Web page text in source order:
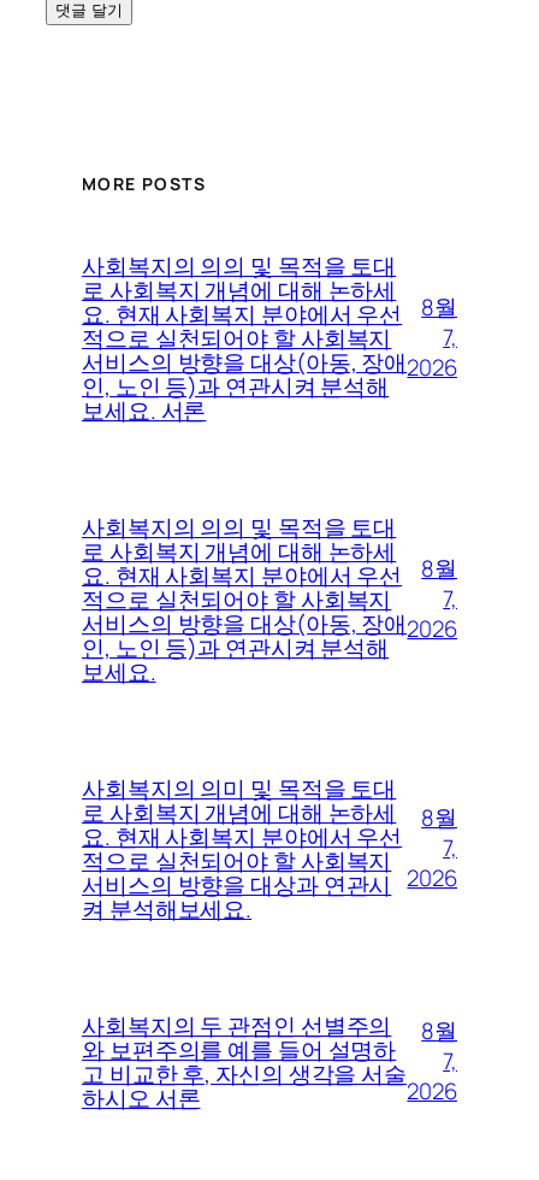
MORE POSTS
사회복지의 의의 및 목적을 토대
로 사회복지 개념에 대해 논하세
요. 현재 사회복지 분야에서 우선
적으로 실천되어야 할 사회복지
서비스의 방향을 대상(아동, 장애
인, 노인 등)과 연관시켜 분석해
보세요. 서론
8월
7,
2026
사회복지의 의의 및 목적을 토대
로 사회복지 개념에 대해 논하세
요. 현재 사회복지 분야에서 우선
적으로 실천되어야 할 사회복지
서비스의 방향을 대상(아동, 장애
인, 노인 등)과 연관시켜 분석해
보세요.
8월
7,
2026
사회복지의 의미 및 목적을 토대
로 사회복지 개념에 대해 논하세
요. 현재 사회복지 분야에서 우선
적으로 실천되어야 할 사회복지
서비스의 방향을 대상과 연관시
켜 분석해보세요.
8월
7,
2026
사회복지의 두 관점인 선별주의
와 보편주의를 예를 들어 설명하
고 비교한 후, 자신의 생각을 서술
하시오 서론
8월
7,
2026